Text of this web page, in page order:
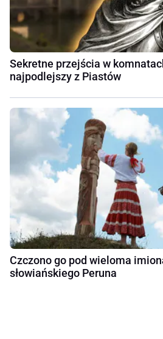
Sekretne przejścia w
najpodlejszy z Piastów
Czczono go pod wieloma
słowiańskiego Peruna